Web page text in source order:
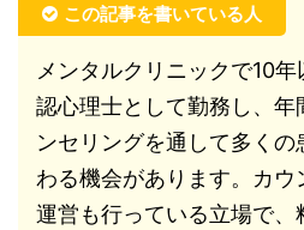
この記事を書いている人
メンタルクリニックで10
認心理士として勤務し、年
ンセリングを通して多く
わる機会があります。カ
運営も行っている立場で、